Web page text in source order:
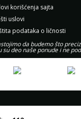
korišćenja sajta
uslovi
podataka o ličnosti
da budemo što
deo naše ponude i ne